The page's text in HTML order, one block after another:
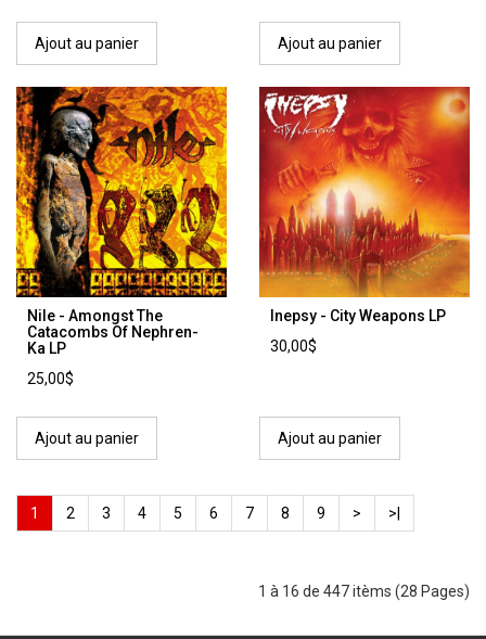
Ajout au panier Ajout au panier
Nile - Amongst The
Catacombs Of Nephren-
Ka LP
25,00$
Ajout au panier
Inepsy - City Weapons LP
30,00$
Ajout au panier
1 2 3 4 5 6 7 8 9 > >|
1 à 16 de 447 itèms (28 Pages)